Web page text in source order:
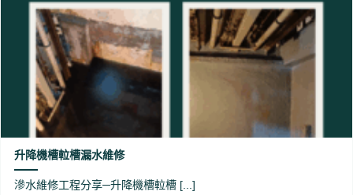
升降機槽𨋢槽漏水維修
滲水維修工程分享─升降機槽𨋢槽 [...]